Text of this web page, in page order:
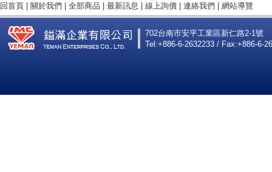
回首頁 | 關於我們 | 全部商品 | 最新訊息 | 線上詢價 | 連絡我們 | 網站導覽
702台南市安平工業區新仁路2-1號
Tel:+886-6-2632233 / Fax:+886-6-